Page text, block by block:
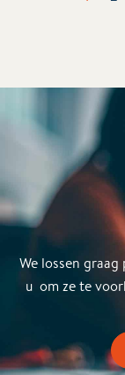
We lossen
u om ze te